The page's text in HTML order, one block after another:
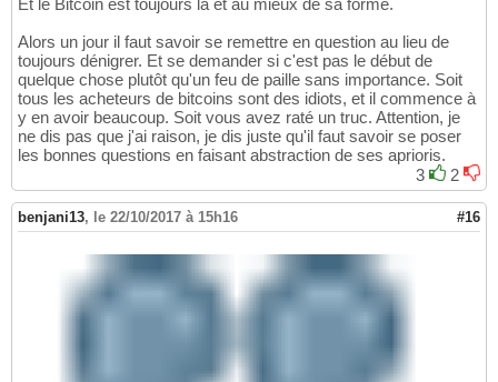
Et le Bitcoin est toujours là et au mieux de sa forme.
Alors un jour il faut savoir se remettre en question au lieu de
toujours dénigrer. Et se demander si c'est pas le début de
quelque chose plutôt qu'un feu de paille sans importance. Soit
tous les acheteurs de bitcoins sont des idiots, et il commence à
y en avoir beaucoup. Soit vous avez raté un truc. Attention, je
ne dis pas que j'ai raison, je dis juste qu'il faut savoir se poser
les bonnes questions en faisant abstraction de ses aprioris.
3
2
benjani13, le 22/10/2017 à 15h16 #16